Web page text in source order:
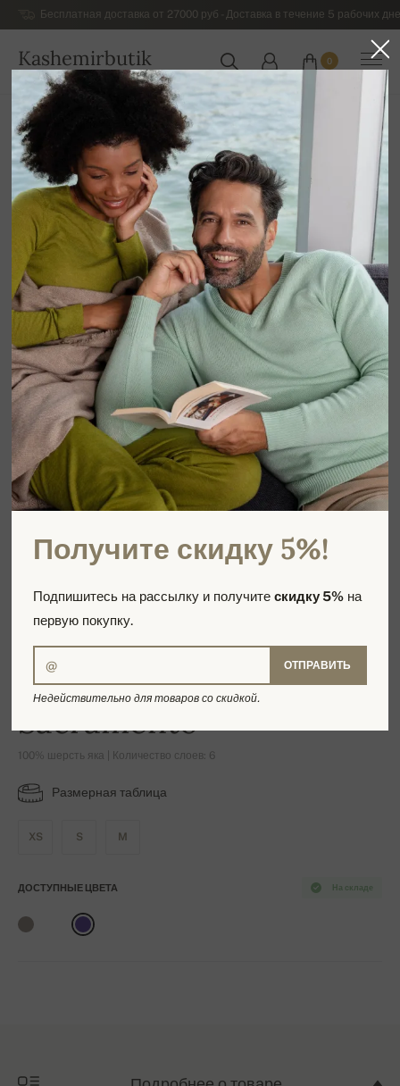
Бесплатная доставка от 27000 руб - Доставка в течение 5 рабочих
Kashemirbutik
РОССИЯ
0
Главная
Роскошный кашемировый трикотаж для женщин
Кашемировые пуловеры для Женщин
Sacramento
100% шерсть яка | Количество слоев: 6
Размерная таблица
XS S M
На складе
ДОСТУПНЫЕ ЦВЕТА
Получите скидку 5%!
Подпишитесь на рассылку и получитескидку 5% на
первую покупку.
ОТПРАВИТЬ
Недействительно для товаров со скидкой.